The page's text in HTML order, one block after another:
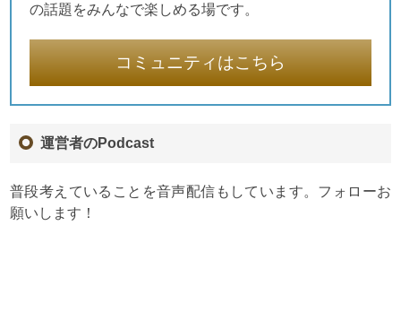
の話題をみんなで楽しめる場です。
コミュニティはこちら
運営者のPodcast
普段考えていることを音声配信もしています。フォローお
願いします！